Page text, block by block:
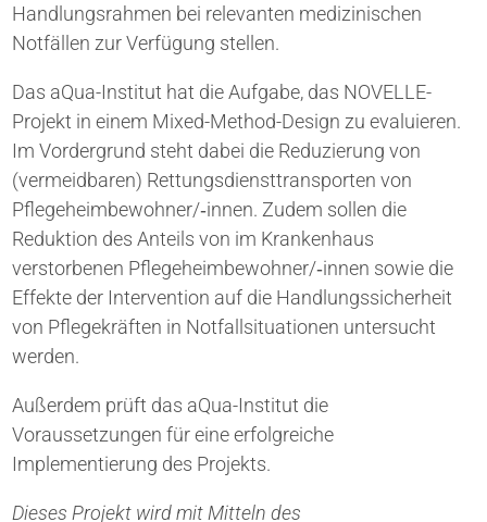
Handlungsrahmen bei relevanten medizinischen
Notfällen zur Verfügung stellen.
Das aQua-Institut hat die Aufgabe, das NOVELLE-
Projekt in einem Mixed-Method-Design zu evaluieren.
Im Vordergrund steht dabei die Reduzierung von
(vermeidbaren) Rettungsdiensttransporten von
Pflegeheimbewohner/​‑innen. Zudem sollen die
Reduktion des Anteils von im Krankenhaus
verstorbenen Pflegeheimbewohner/​‑innen sowie die
Effekte der Intervention auf die Handlungssicherheit
von Pflegekräften in Notfallsituationen untersucht
werden.
Außerdem prüft das aQua-Institut die
Voraussetzungen für eine erfolgreiche
Implementierung des Projekts.
Dieses Projekt wird mit Mitteln des